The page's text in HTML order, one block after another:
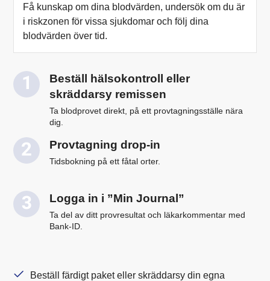
Få kunskap om dina blodvärden, undersök om du är
i riskzonen för vissa sjukdomar och följ dina
blodvärden över tid.
Beställ hälsokontroll eller
skräddarsy remissen
Ta blodprovet direkt, på ett provtagningsställe nära
dig.
Provtagning drop-in
Tidsbokning på ett fåtal orter.
Logga in i ”Min Journal”
Ta del av ditt provresultat och läkarkommentar med
Bank-ID.
Beställ färdigt paket eller skräddarsy din egna